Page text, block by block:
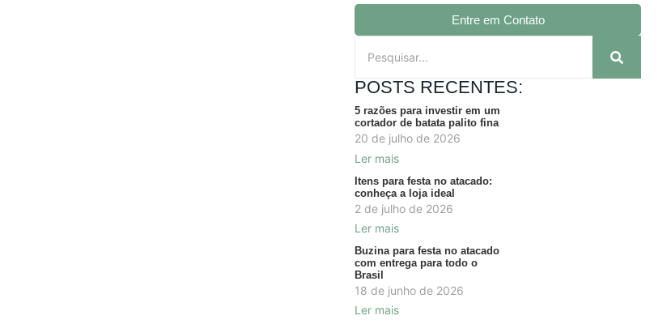
Entre em Contato
POSTS RECENTES:
5 razões para investir em um
cortador de batata palito fina
20 de julho de 2026
Ler mais
Itens para festa no atacado:
conheça a loja ideal
2 de julho de 2026
Ler mais
Buzina para festa no atacado
com entrega para todo o
Brasil
18 de junho de 2026
Ler mais